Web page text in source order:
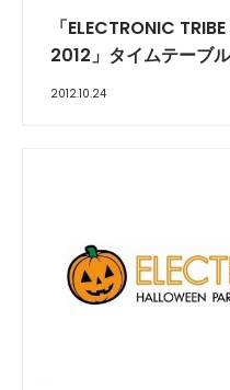
「ELECTRONIC
2012」タイムテーブ
2012.10.24